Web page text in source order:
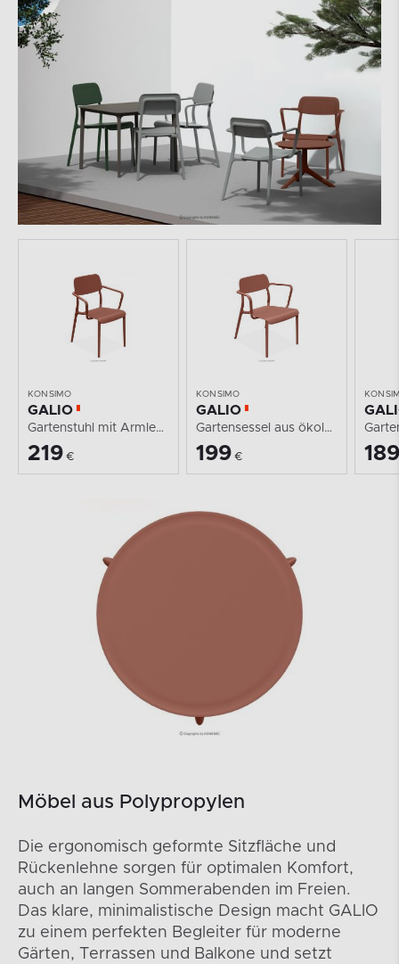
KONSIMO
GALIO
Gartenstuhl mit Armlehnen aus ökologischem Kunststoff...
219 €
KONSIMO
GALIO
Gartensessel aus ökologischem Kunststoff orange
199 €
Möbel aus Polypropylen
Die ergonomisch geformte Sitzfläche und
Rückenlehne sorgen für optimalen Komfort,
auch an langen Sommerabenden im Freien.
Das klare, minimalistische Design macht GALIO
zu einem perfekten Begleiter für moderne
Gärten, Terrassen und Balkone und setzt